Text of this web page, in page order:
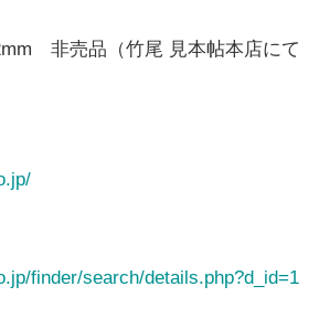
非売品（竹尾 見本帖本店にて
finder/search/details.php?d_id=1